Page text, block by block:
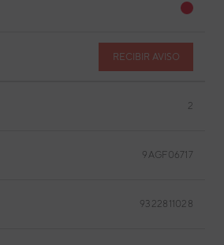
RECIBIR AVISO
2
9AGF06717
9322811028